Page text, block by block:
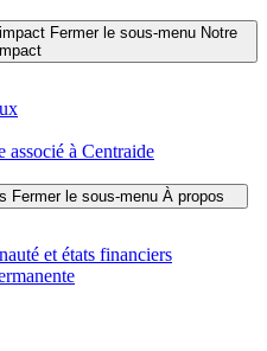
Fermer le sous-menu Notre
associé à Centraide
Fermer le sous-menu À propos
et états financiers